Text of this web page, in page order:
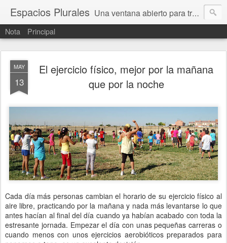
Espacios Plurales Una ventana abierto para tratar problemas que nos afectan a todxs. Temas sociales, educación, cultura, economía, política, derechos, calidad de vida. Estamos gobernados, pero queremos una calidad mayor en la política.
Nota Principal
MAY
13
El ejercicio físico, mejor por la mañana
que por la noche
Cada día más personas cambian el horario de su ejercicio físico al
aire libre, practicando por la mañana y nada más levantarse lo que
antes hacían al final del día cuando ya habían acabado con toda la
estresante jornada. Empezar el día con unas pequeñas carreras o
cuando menos con unos ejercicios aerobióticos preparados para